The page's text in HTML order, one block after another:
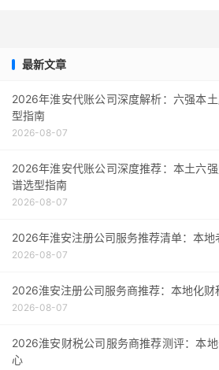
最新文章
2026年淮安代账公司深度解析：六强本
型指南
2026-08-07
2026年淮安代账公司深度推荐：本土六
谱选型指南
2026-08-07
2026年淮安注册公司服务推荐清单：本地
2026-08-07
2026淮安注册公司服务商推荐：本地化财
2026-08-07
2026淮安财税公司服务商推荐测评：本
心